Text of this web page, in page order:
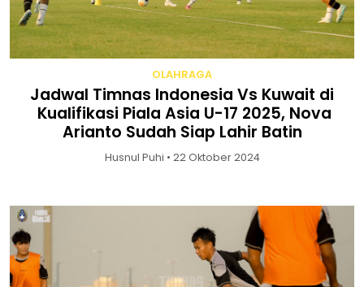
OLAHRAGA
Jadwal Timnas Indonesia Vs Kuwait di
Kualifikasi Piala Asia U-17 2025, Nova
Arianto Sudah Siap Lahir Batin
Husnul Puhi • 22 Oktober 2024